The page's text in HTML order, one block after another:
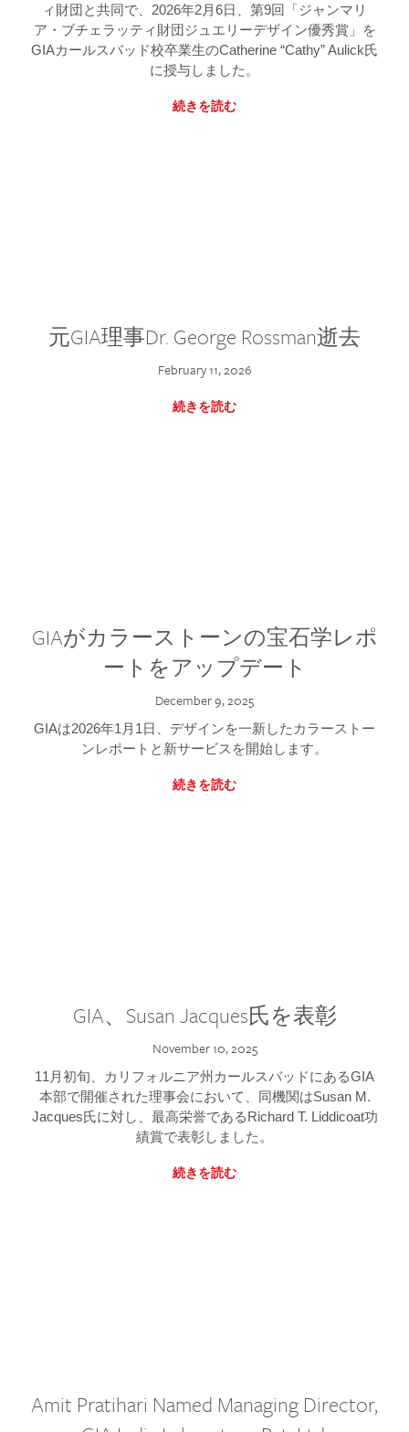
ィ財団と共同で、2026年2月6日、第9回「ジャンマリ
ア・ブチェラッティ財団ジュエリーデザイン優秀賞」を
GIAカールスバッド校卒業生のCatherine “Cathy” Aulick氏
に授与しました。
続きを読む
元GIA理事Dr. George Rossman逝去
February 11, 2026
続きを読む
GIAがカラーストーンの宝石学レポ
ートをアップデート
December 9, 2025
GIAは2026年1月1日、デザインを一新したカラーストー
ンレポートと新サービスを開始します。
続きを読む
GIA、Susan Jacques氏を表彰
November 10, 2025
11月初旬、カリフォルニア州カールスバッドにあるGIA
本部で開催された理事会において、同機関はSusan M.
Jacques氏に対し、最高栄誉であるRichard T. Liddicoat功
績賞で表彰しました。
続きを読む
Amit Pratihari Named Managing Director,